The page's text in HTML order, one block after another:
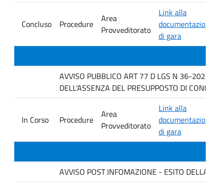
Concluso Procedure
Area
Provveditorato
Link alla
documentazione
di gara
AVVISO PUBBLICO ART 77 D LGS N 36-2023
DELL'ASSENZA DEL PRESUPPOSTO DI
In Corso Procedure
Area
Provveditorato
Link alla
documentazione
di gara
AVVISO POST INFOMAZIONE - ESITO DELLA